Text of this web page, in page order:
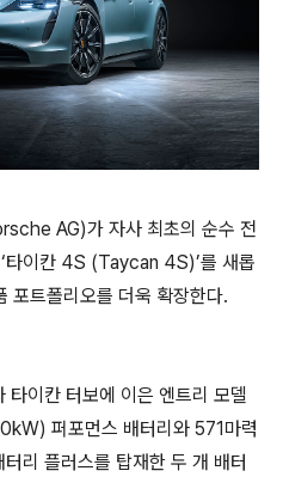
AG)가 자사 최초의 순수 전
타이칸 4S (Taycan 4S)’를 새롭
포트폴리오를 더욱 확장한다.
타이칸 터보에 이은 엔트리 모델
퍼포먼스 배터리와 571마력
리 플러스를 탑재한 두 개 배터